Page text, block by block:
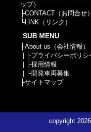
ップ）
├CONTACT（お問合せ
└LINK（リンク）
SUB MENU
├About us（会社情報）
｜├プライバシーポリシ
｜├採用情報
｜└開発車両募集
├サイトマップ
copyright